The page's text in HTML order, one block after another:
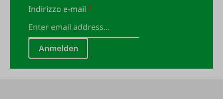
Indirizzo e-mail*
Anmelden